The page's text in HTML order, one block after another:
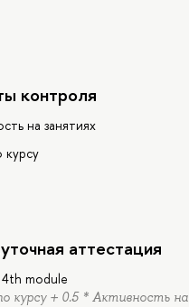
контроля
на занятиях
курсу
аттестация
module
курсу + 0.5 * Активность на